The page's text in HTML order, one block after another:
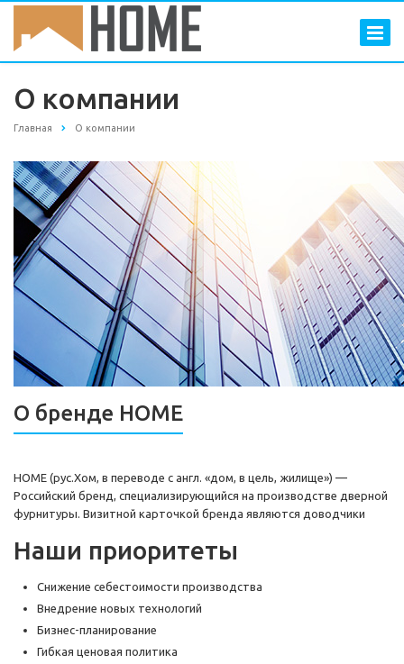
О компании
Главная О компании
О бренде HOME
HOME (рус.Хом, в переводе с англ. «дом, в цель, жилище») —
Российский бренд, специализирующийся на производстве дверной
фурнитуры. Визитной карточкой бренда являются доводчики
Наши приоритеты
Снижение себестоимости производства
Внедрение новых технологий
Бизнес-планирование
Гибкая ценовая политика